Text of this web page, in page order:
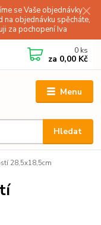
se Vaše objednávky
na objednávku spěcháte,
za pochopení Iva
Menu
Hledat
0 ks
za 0,00 Kč
28,5x18,5cm